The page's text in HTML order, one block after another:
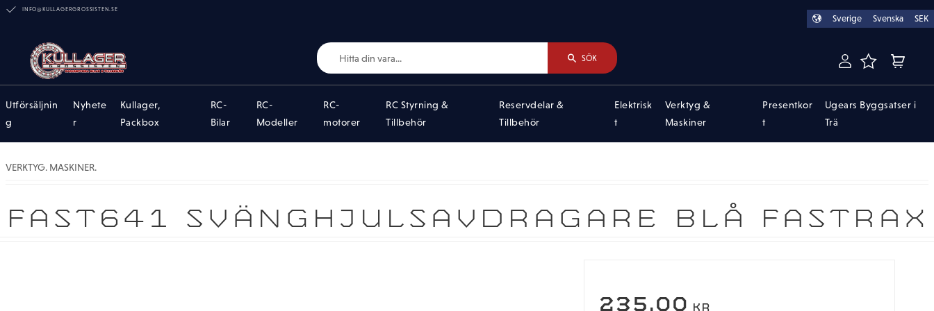
INFO@KULLAGERGROSSISTEN.SE
Sverige Svenska SEK
SÖK FAVORITER
Utförsäljnin
g
Nyhete
r
Kullager,
Packbox
RC-
Bilar
RC-
Modeller
RC-
motorer
RC Styrning &
Tillbehör
Reservdelar &
Tillbehör
Elektrisk
t
Verktyg &
Maskiner
Presentkor
t
Ugears Byggsatser i
Trä
VERKTYG. MASKINER.
FAST641 SVÄNGHJULSAVDRAGARE BLÅ FASTRAX
235,00 KR